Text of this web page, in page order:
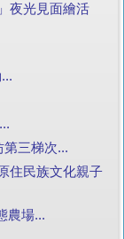
夜光見面繪活
第三梯次...
住民族文化親子
農場...